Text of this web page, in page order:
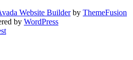
Website Builderby ThemeFusion
by WordPress